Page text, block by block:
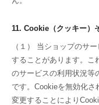
11. Cookie（クッキー）
（１） 当ショップのサ
することがあります。こ
のサービスの利用状況等
です。Cookieを無効化
変更することにより